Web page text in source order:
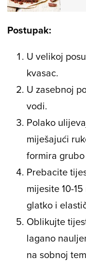
Postupak:
U velikoj
kvasac.
U zasebnoj
vodi.
Polako
miješajući
formira
Prebacite
mijesite 10-
glatko i
Oblikujte
lagano
na sobnoj